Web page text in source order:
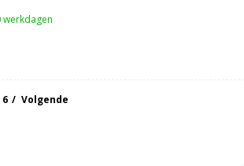
werkdagen
6 Volgende